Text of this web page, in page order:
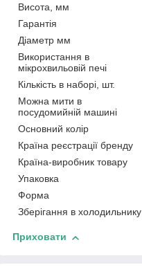
Висота, мм
Гарантія
Діаметр мм
Використання в
мікрохвильовій печі
Кількість в наборі, шт.
Можна мити в
посудомийній машині
Основний колір
Країна реєстрації бренду
Країна-виробник товару
Упаковка
Форма
Зберігання в холодильнику
Приховати